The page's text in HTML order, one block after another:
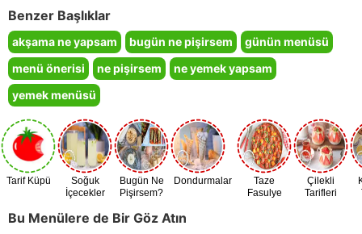
Benzer Başlıklar
akşama ne yapsam bugün ne pişirsem
günün menüsü
menü önerisi
ne pişirsem
ne yemek yapsam
yemek menüsü
Tarif Küpü
Soğuk
İçecekler
Bugün Ne
Pişirsem?
Dondurmalar
Taze
Fasulye
Çilekli
Tarifleri
Bu Menülere de Bir Göz Atın